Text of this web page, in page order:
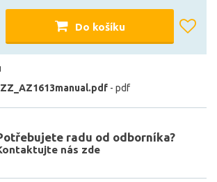
Do košíku
- pdf
radu od odborníka?
nás zde